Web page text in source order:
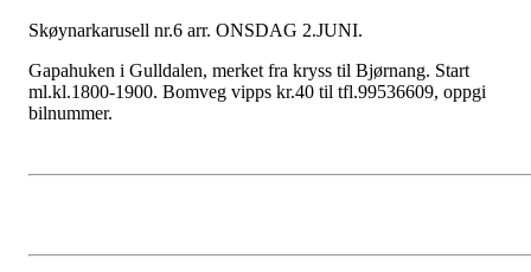
Skøynarkarusell nr.6 arr. ONSDAG 2.JUNI.
Gapahuken i Gulldalen, merket fra kryss til Bjørnang. Start
ml.kl.1800-1900. Bomveg vipps kr.40 til tfl.99536609, oppgi
bilnummer.